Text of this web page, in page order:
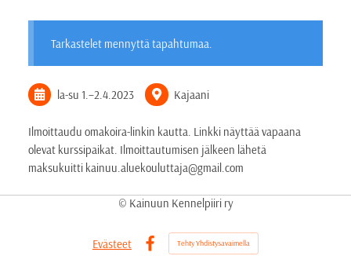
Tarkastelet mennyttä tapahtumaa.
la-su 1. –2.4.2023 Kajaani
Ilmoittaudu omakoira-linkin kautta. Linkki näyttää vapaana
olevat kurssipaikat. Ilmoittautumisen jälkeen lähetä
maksukuitti kainuu.aluekouluttaja@gmail.com
© Kainuun Kennelpiiri ry
Evästeet
Tehty Yhdistysavaimella